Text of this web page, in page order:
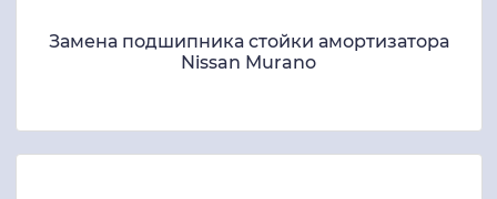
Замена подшипника стойки амортизатора
Nissan Murano